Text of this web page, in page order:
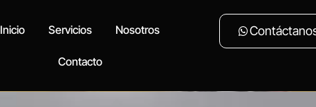
Inicio Servicios Nosotros
Contacto